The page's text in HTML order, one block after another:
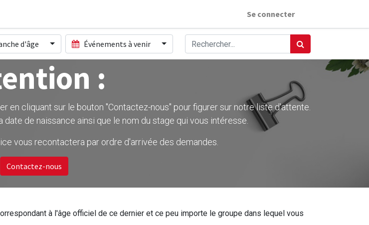
Se connecter
d'âge Événements à venir
:
cliquant sur le bouton ''Contactez-nous" pour figurer sur notre liste d'attente.
de naissance ainsi que le nom du stage qui vous intéresse.
vous recontactera par ordre d'arrivée des demandes.
Contactez-nous
à l'âge officiel de ce dernier et ce peu importe le groupe dans lequel vous